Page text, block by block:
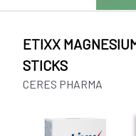
ETIXX
STICKS
CERES PHARMA